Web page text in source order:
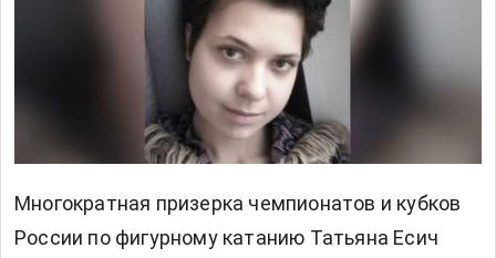
Многократная призерка чемпионатов и кубков
России по фигурному катанию Татьяна Есич